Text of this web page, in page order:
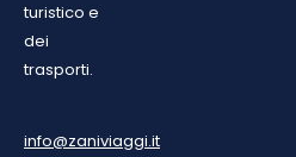
turistico e
dei
trasporti.
info@zaniviaggi.it